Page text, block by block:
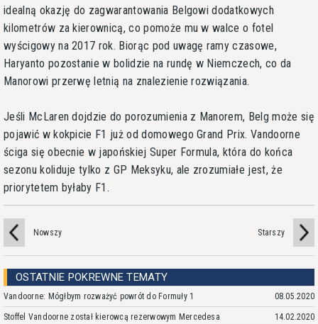
idealną okazję do zagwarantowania Belgowi dodatkowych
kilometrów za kierownicą, co pomoże mu w walce o fotel
wyścigowy na 2017 rok. Biorąc pod uwagę ramy czasowe,
Haryanto pozostanie w bolidzie na rundę w Niemczech, co da
Manorowi przerwę letnią na znalezienie rozwiązania.
Jeśli McLaren dojdzie do porozumienia z Manorem, Belg może się
pojawić w kokpicie F1 już od domowego Grand Prix. Vandoorne
ściga się obecnie w japońskiej Super Formula, która do końca
sezonu koliduje tylko z GP Meksyku, ale zrozumiałe jest, że
priorytetem byłaby F1.
Nowszy Starszy
OSTATNIE POKREWNE TEMATY
Vandoorne: Mógłbym rozważyć powrót do Formuły 1 08.05.2020
Stoffel Vandoorne został kierowcą rezerwowym Mercedesa 14.02.2020